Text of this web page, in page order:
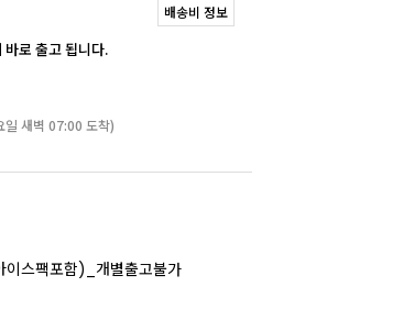
로 출고 됩니다.
일 새벽 07:00 도착)
배송비 정보
이스팩포함)_개별출고불가